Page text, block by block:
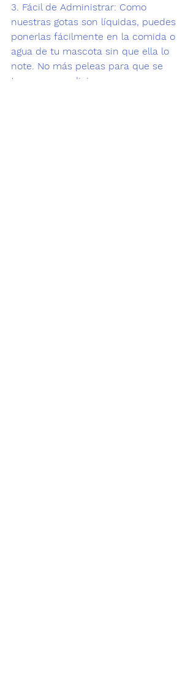
3. Fácil de Administrar: Como
nuestras gotas son líquidas, puedes
ponerlas fácilmente en la comida o
agua de tu mascota sin que ella lo
note. No más peleas para que se
tomen su medicina.